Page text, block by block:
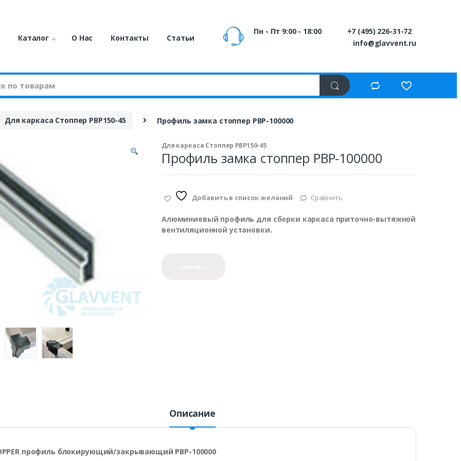
Каталог О Нас Контакты Статьи
Пн - Пт 9:00 - 18:00+7 (495) 226-31-72
info@glavvent.ru
Для каркаса Стоппер PBP150-45 Профиль замка стоппер PBP-100000
Для каркаса Стоппер PBP150-45
Профиль замка стоппер PBP-100000
Добавить в список желаний Сравнить
Алюминиевый профиль для сборки каркаса приточно-вытяжной
вентиляционной установки.
Описание
профиль блокирующий/закрывающий PBP-100000